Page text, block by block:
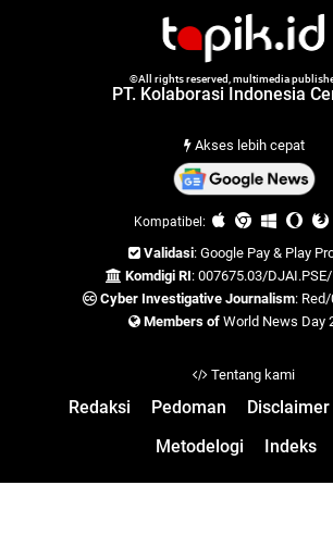
©All rights reserved, multimedia
PT. Kolaborasi Indonesia
Akses lebih cepat
Kompatibel:
Validasi: Google Pay & Play
Komdigi RI: 007675.03/
Cyber Investigative Journalism:
Members of World News Day
Tentang kami
Redaksi Pedoman Disclaimer
Metodelogi
Indeks